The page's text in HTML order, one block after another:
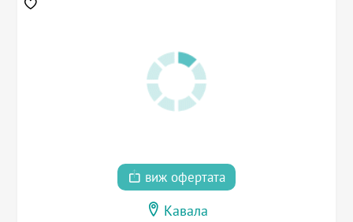
виж офертата
Кавала